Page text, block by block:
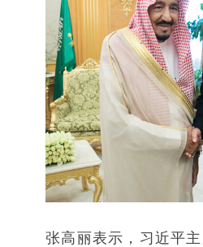
张高丽表示，习近平